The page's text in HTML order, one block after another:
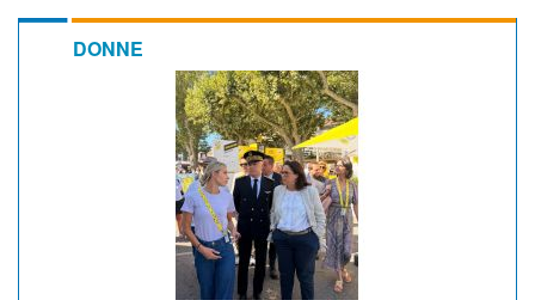
DONNE